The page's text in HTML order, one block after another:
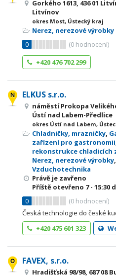
Gorkého 1613, 436 01
Litvínov
okres Most, Ústecký kraj
Nerez, nerezové výrobky
0
(0 hodnocení)
+420 476 702 299
ELKUS s.r.o.
náměstí Prokopa Velikého
Ústí nad Labem-Předlice
okres Ústí nad Labem,
Chladničky, mrazničky,
zařízení pro gastronomii
rekonstrukce chladicích
Nerez, nerezové výrobky,
Vzduchotechnika
Právě je zavřeno
Příště otevřeno 7 - 15:30
0
(0 hodnocení)
Česká technologie do české
+420 475 601 323
FAVEX, s.r.o.
Hradišťská 98/98, 687 08